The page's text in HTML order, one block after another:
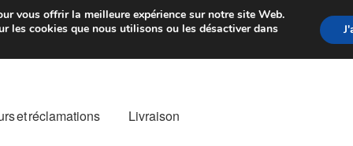
de 7 EUR Du lundi au
et réclamations Livraison
vous offrir la meilleure expérience sur notre site Web.
les cookies que nous utilisons ou les désactiver dans